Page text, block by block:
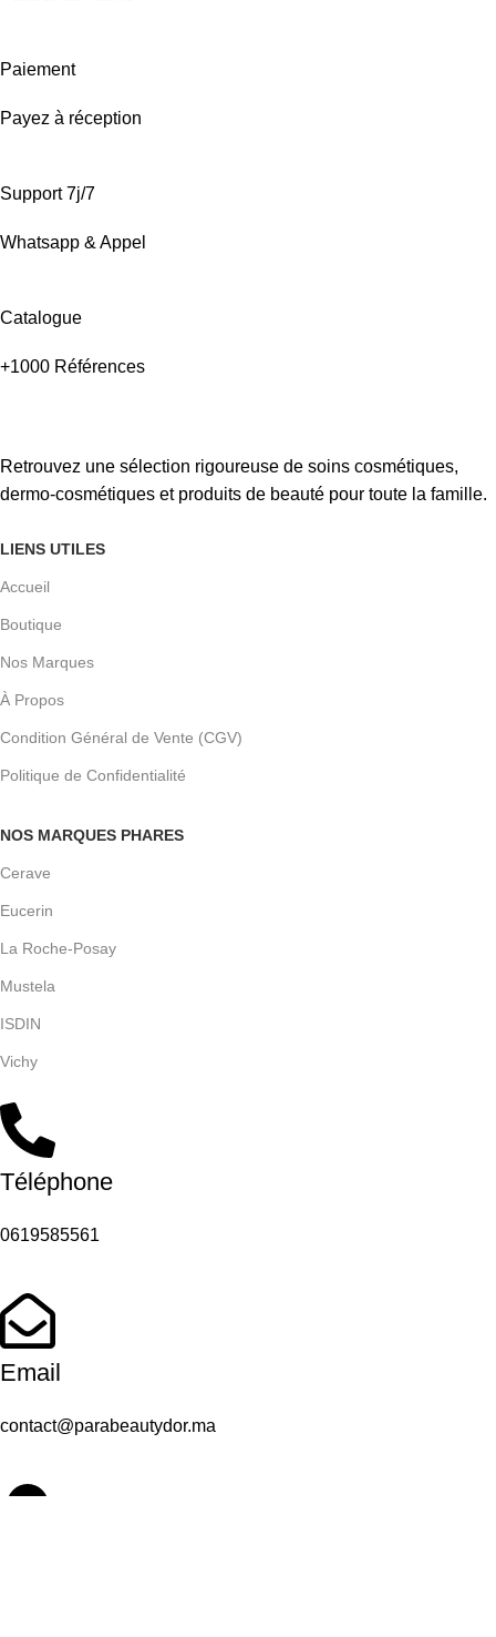
Paiement
Payez à réception
Support 7j/7
Whatsapp & Appel
Catalogue
+1000 Références
Retrouvez une sélection rigoureuse de soins cosmétiques,
dermo-cosmétiques et produits de beauté pour toute la famille.
LIENS UTILES
Accueil
Boutique
Nos Marques
À Propos
Condition Général de Vente (CGV)
Politique de Confidentialité
NOS MARQUES PHARES
Cerave
Eucerin
La Roche-Posay
Mustela
ISDIN
Vichy
Téléphone
0619585561
Email
contact@parabeautydor.ma